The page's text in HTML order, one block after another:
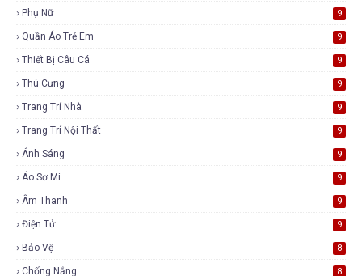
Phụ Nữ 9
Quần Áo Trẻ Em 9
Thiết Bị Câu Cá 9
Thú Cưng 9
Trang Trí Nhà 9
Trang Trí Nội Thất 9
Ánh Sáng 9
Áo Sơ Mi 9
Âm Thanh 9
Điện Tử 9
Bảo Vệ 8
Chống Nắng 8